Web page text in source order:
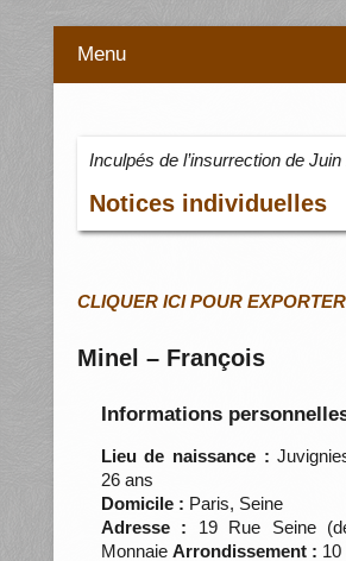
Menu
Inculpés de l’insurrection de Juin
Notices individuelles
CLIQUER ICI POUR
Minel – François
Informations
Lieu de naissance :
26 ans
Domicile : Paris, Seine
Adresse : 19 Rue Seine
Monnaie Arrondissement : 10